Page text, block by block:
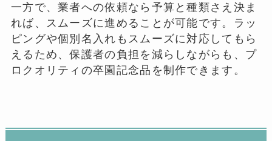
一方で、業者への依頼なら予算と種類さえ決ま
れば、スムーズに進めることが可能です。ラッ
ピングや個別名入れもスムーズに対応してもら
えるため、保護者の負担を減らしながらも、プ
ロクオリティの卒園記念品を制作できます。